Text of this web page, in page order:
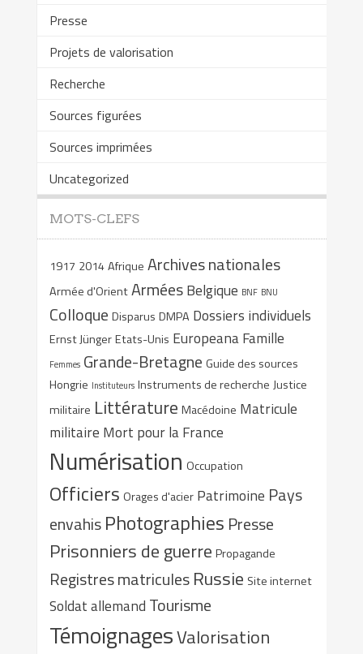
Presse
Projets de valorisation
Recherche
Sources figurées
Sources imprimées
Uncategorized
MOTS-CLEFS
1917 2014Afrique Archives nationales
Armée d'OrientArméesBelgique BNF BNU
Colloque Disparus DMPA Dossiers individuels
Ernst JüngerEtats-Unis EuropeanaFamille
Femmes Grande-Bretagne Guide des sources
Hongrie Instituteurs Instruments de recherche Justice
militaire Littérature Macédoine Matricule
militaire Mort pour la France
Numérisation Occupation
Officiers Orages d'acier Patrimoine Pays
envahis Photographies Presse
Prisonniers de guerre Propagande
Registres matricules Russie Site internet
Soldat allemand Tourisme
TémoignagesValorisation